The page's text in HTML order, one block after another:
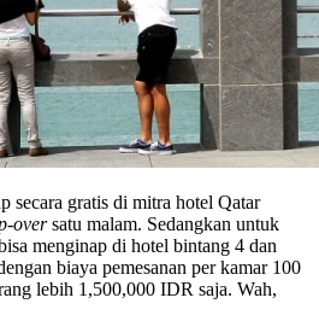
secara gratis di mitra hotel Qatar
oversatu malam. Sedangkan untuk
menginap di hotel bintang 4 dan
biaya pemesanan per kamar 100
lebih 1,500,000 IDR saja. Wah,